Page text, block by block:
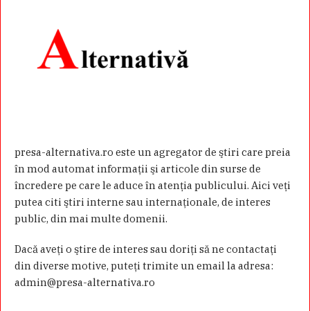
presa-alternativa.ro este un agregator de ştiri care preia
în mod automat informaţii şi articole din surse de
încredere pe care le aduce în atenţia publicului. Aici veţi
putea citi ştiri interne sau internaţionale, de interes
public, din mai multe domenii.
Dacă aveţi o ştire de interes sau doriţi să ne contactaţi
din diverse motive, puteţi trimite un email la adresa:
admin@presa-alternativa.ro